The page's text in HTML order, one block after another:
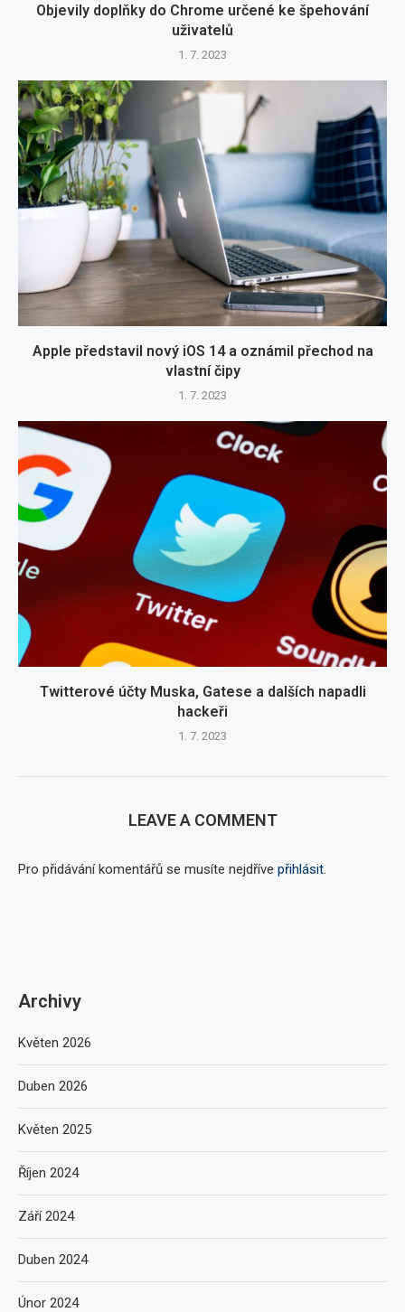
Objevily doplňky do Chrome určené ke špehování
uživatelů
1. 7. 2023
Apple představil nový iOS 14 a oznámil přechod na
vlastní čipy
1. 7. 2023
Twitterové účty Muska, Gatese a dalších napadli
hackeři
1. 7. 2023
LEAVE A COMMENT
Pro přidávání komentářů se musíte nejdříve přihlásit.
Archivy
Květen 2026
Duben 2026
Květen 2025
Říjen 2024
Září 2024
Duben 2024
Únor 2024